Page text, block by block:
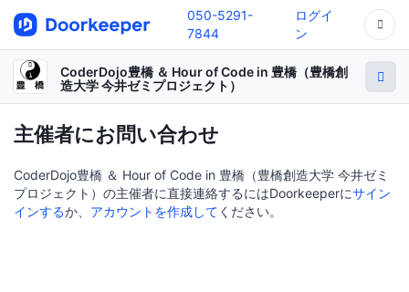
050-5291-
7844
ログイ
ン
CoderDojo豊橋 ＆ Hour of Code in 豊橋（豊橋創
造大学 今井ゼミプロジェクト）
主催者にお問い合わせ
CoderDojo豊橋 ＆ Hour of Code in 豊橋（豊橋創造大学 今井ゼミ
プロジェクト）の主催者に直接連絡するにはDoorkeeperにサイン
インするか、 アカウントを作成して ください。